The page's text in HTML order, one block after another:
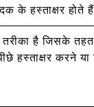
के हस्ताक्षर होते हैं
है जिसके
पीछे हस्ताक्षर करने